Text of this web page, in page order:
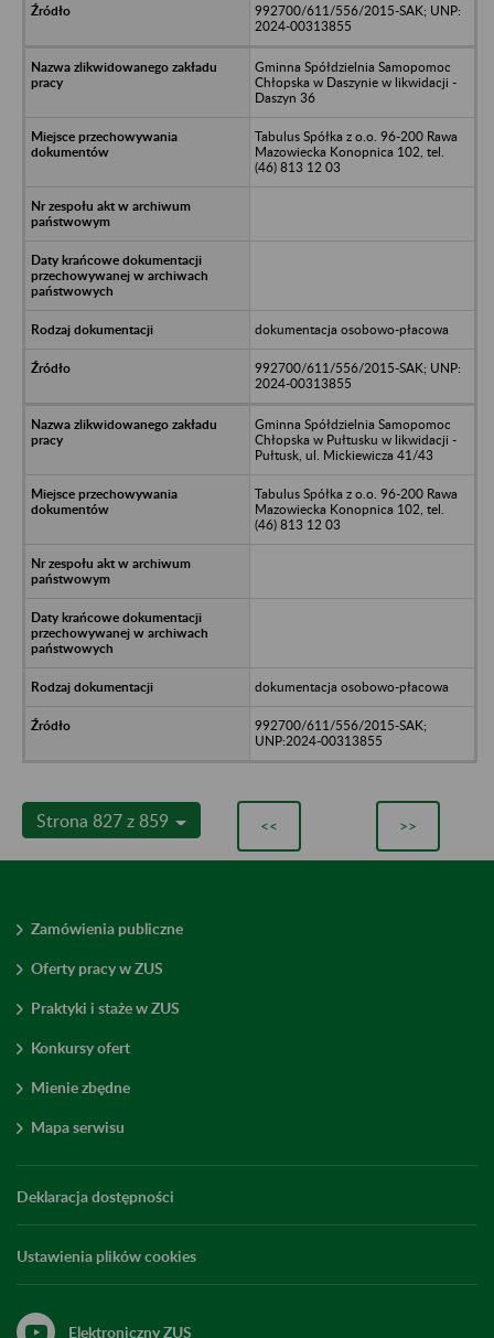
992700/611/556/2015-SAK; UNP:
2024-00313855
Gminna Spółdzielnia Samopomoc
Chłopska w Daszynie w likwidacji -
Daszyn 36
Tabulus Spółka z o.o. 96-200 Rawa
Mazowiecka Konopnica 102, tel.
(46) 813 12 03
dokumentacja osobowo-płacowa
992700/611/556/2015-SAK; UNP:
2024-00313855
Gminna Spółdzielnia Samopomoc
Chłopska w Pułtusku w likwidacji -
Pułtusk, ul. Mickiewicza 41/43
Tabulus Spółka z o.o. 96-200 Rawa
Mazowiecka Konopnica 102, tel.
(46) 813 12 03
dokumentacja osobowo-płacowa
992700/611/556/2015-SAK;
UNP:2024-00313855
Strona 827 z 859 << >>
Zamówienia publiczne
Oferty pracy w ZUS
Praktyki i staże w ZUS
Konkursy ofert
Mienie zbędne
Mapa serwisu
Deklaracja dostępności
Ustawienia plików cookies
Elektroniczny ZUS